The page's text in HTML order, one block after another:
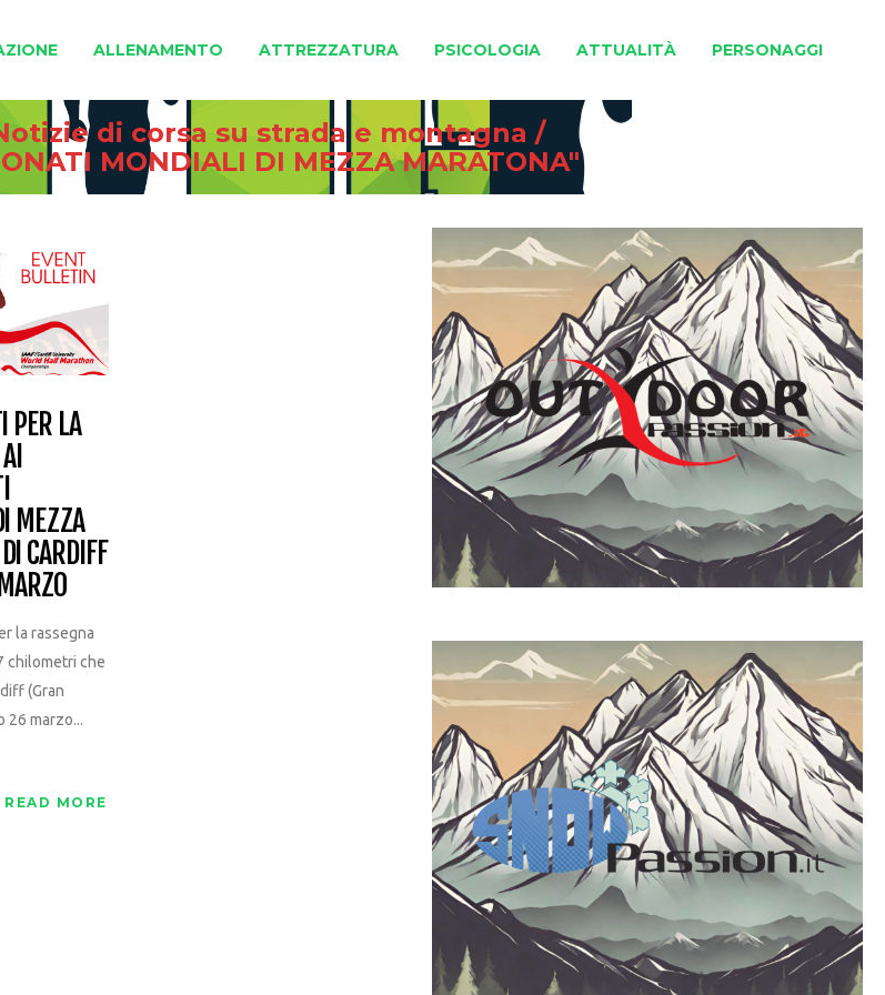
ALLENAMENTO ATTREZZATURA PSICOLOGIA ATTUALITÀ PERSONAGGI
di corsa su strada e montagna /
MONDIALI DI MEZZA MARATONA"
PER LA
MEZZA
CARDIFF
la rassegna
chilometri che
(Gran
26 marzo...
READ MORE